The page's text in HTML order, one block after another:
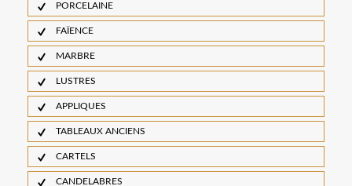
PORCELAINE
FAÏENCE
MARBRE
LUSTRES
APPLIQUES
TABLEAUX ANCIENS
CARTELS
CANDELABRES